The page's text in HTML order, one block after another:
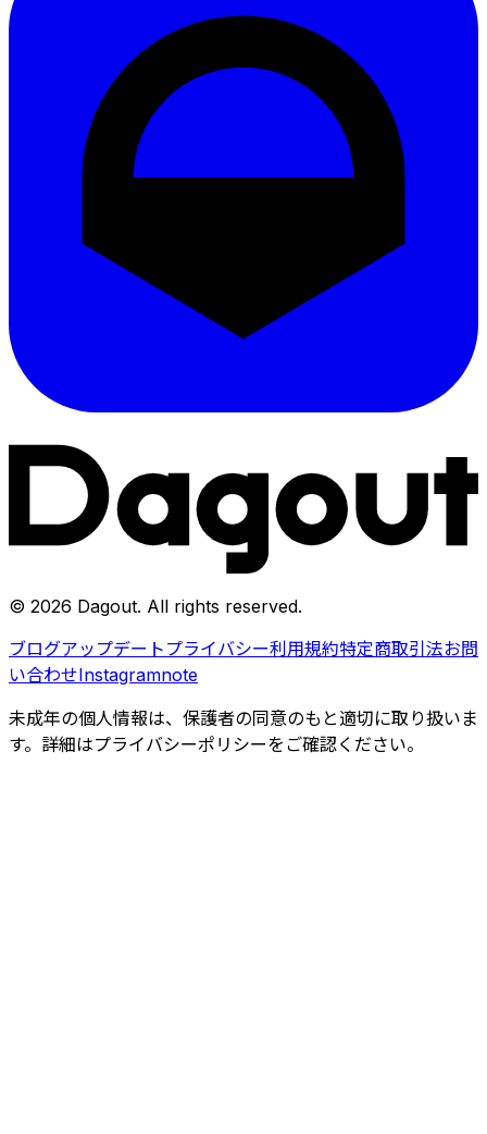
© 2026 Dagout. All rights reserved.
ブログアップデート プライバシー利用規約特定商取引法お問
い合わせInstagramnote
未成年の個人情報は、保護者の同意のもと適切に取り扱いま
す。詳細はプライバシーポリシーをご確認ください。